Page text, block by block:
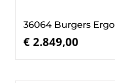
36064 Burgers Ergo
€ 2.849,00